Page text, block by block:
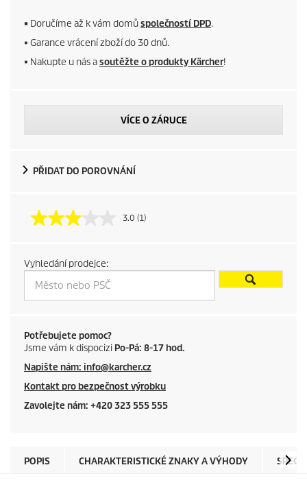
t
p
r
t
r
i
c
e
■ Doručíme až k vám domůspolečností DPD.
■ Garance vrácení zboží do 30 dnů.
■ Nakupte u nás asoutěžte o produkty Kärcher!
VÍCE O ZÁRUCE
PŘIDAT DO POROVNÁNÍ
3.0 (1)
Vyhledání prodejce:
Potřebujete pomoc?
Jsme vám k dispocizi Po-Pá: 8-17 hod.
Napište nám: info@karcher.cz
Kontakt pro bezpečnost výrobku
Zavolejte nám: +420 323 555 555
POPIS CHARAKTERISTICKÉ ZNAKY A VÝHODY